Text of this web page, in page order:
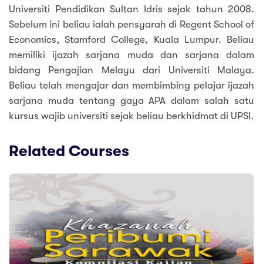
Universiti Pendidikan Sultan Idris sejak tahun 2008.
Sebelum ini beliau ialah pensyarah di Regent School of
Economics, Stamford College, Kuala Lumpur. Beliau
memiliki ijazah sarjana muda dan sarjana dalam
bidang Pengajian Melayu dari Universiti Malaya.
Beliau telah mengajar dan membimbing pelajar ijazah
sarjana muda tentang gaya APA dalam salah satu
kursus wajib universiti sejak beliau berkhidmat di UPSI.
Related Courses